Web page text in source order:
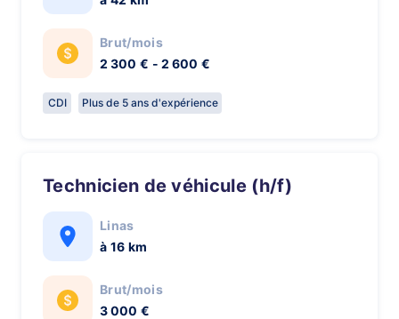
Brut/mois
2 300 € - 2 600 €
CDI Plus de 5 ans d'expérience
Technicien de véhicule (h/f)
Linas
à 16 km
Brut/mois
3 000 €